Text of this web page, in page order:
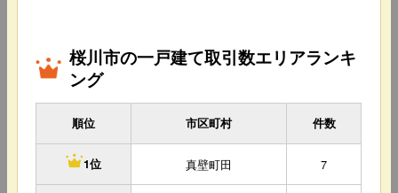
桜川市の一戸建て取引数エリアランキ
ング
順位 市区町村 件数
1位 真壁町田 7